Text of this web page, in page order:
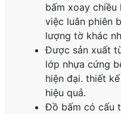
bấm xoay chiều
việc luân phiên
lượng tờ khác
Được sản xuất
lớp nhựa cứng
hiện đại. thiết
hiệu quả.
Đồ bấm có cấu